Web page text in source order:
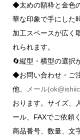
◆太めの額枠と金色
華な印象で手にした
加工スペースが広く
れられます。
🔄縦型・横型の選択
◆お問い合わせ・ご
他、
メール
おります。サイズ、
ール、FAXでご依頼
商品番号、数量、文